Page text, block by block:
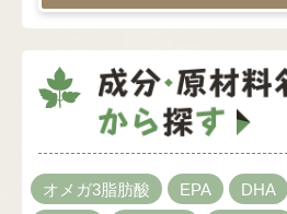
オメガ3脂肪酸 EPA DHA